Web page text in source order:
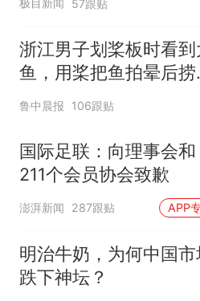
极目新闻 57跟贴
浙江男子划桨板时看到
鱼，用桨把鱼拍晕后捞
起；当事人：鱼重7斤6
味道很好
鲁中晨报 106跟贴
国际足联：向理事会和
211个会员协会致歉
澎湃新闻 287跟贴 APP
明治牛奶，为何中国市
跌下神坛？